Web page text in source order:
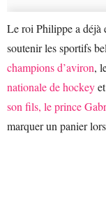
Le roi Philippe a déjà
soutenir les sportifs
champions d’aviron,
nationale de hockey
son fils, le prince
marquer un panier